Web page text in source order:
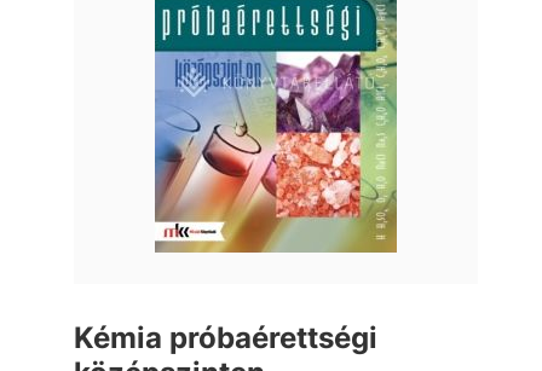
Kémia próbaérettségi